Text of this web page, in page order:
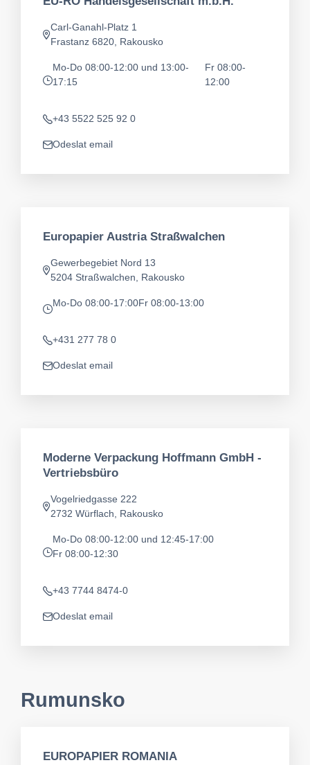
Adresa
Carl-Ganahl-Platz 1
Frastanz 6820, Rakousko
app.opening-times
Mo-Do 08:00-12:00 und 13:00-
17:15
Fr 08:00-
12:00
Telefon
+43 5522 525 92 0
app.mail
Odeslat email
Europapier Austria Straßwalchen
Adresa
Gewerbegebiet Nord 13
5204 Straßwalchen, Rakousko
app.opening-times
Mo-Do 08:00-17:00Fr 08:00-13:00
Telefon
+431 277 78 0
app.mail
Odeslat email
Moderne Verpackung Hoffmann GmbH -
Vertriebsbüro
Adresa
Vogelriedgasse 222
2732 Würflach, Rakousko
app.opening-times
Mo-Do 08:00-12:00 und 12:45-17:00
Fr 08:00-12:30
Telefon
+43 7744 8474-0
app.mail
Odeslat email
Rumunsko
EUROPAPIER ROMANIA